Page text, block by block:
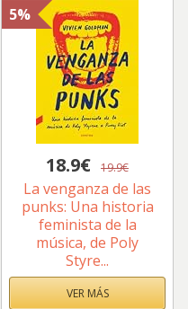
5%
18.9€ 19.9€
La venganza de las
punks: Una historia
feminista de la
música, de Poly
Styre...
VER MÁS